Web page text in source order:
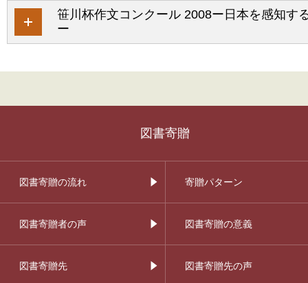
笹川杯作文コンクール 2008ー日本を感知す
ー
図書寄贈
図書寄贈の流れ 寄贈パターン
図書寄贈者の声 図書寄贈の意義
図書寄贈先 図書寄贈先の声